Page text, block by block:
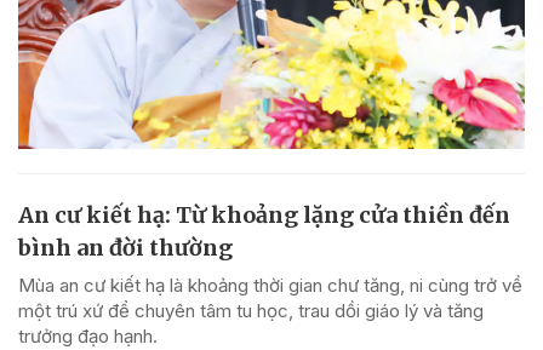
An cư kiết hạ: Từ khoảng lặng cửa thiền đến
bình an đời thường
Mùa an cư kiết hạ là khoảng thời gian chư tăng, ni cùng trở về
một trú xứ để chuyên tâm tu học, trau dồi giáo lý và tăng
trưởng đạo hạnh.